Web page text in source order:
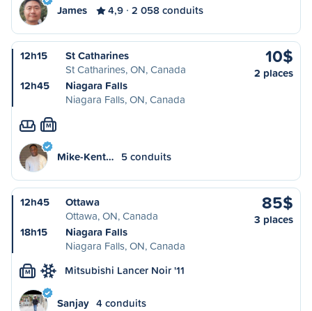
James 4,9 2 058 conduits
12h15
St Catharines
St Catharines, ON, Canada
12h45
Niagara Falls
Niagara Falls, ON, Canada
10$
2 places
M
Mike-Kent… 5 conduits
12h45
Ottawa
Ottawa, ON, Canada
18h15
Niagara Falls
Niagara Falls, ON, Canada
85$
3 places
M Mitsubishi Lancer Noir '11
Sanjay 4 conduits